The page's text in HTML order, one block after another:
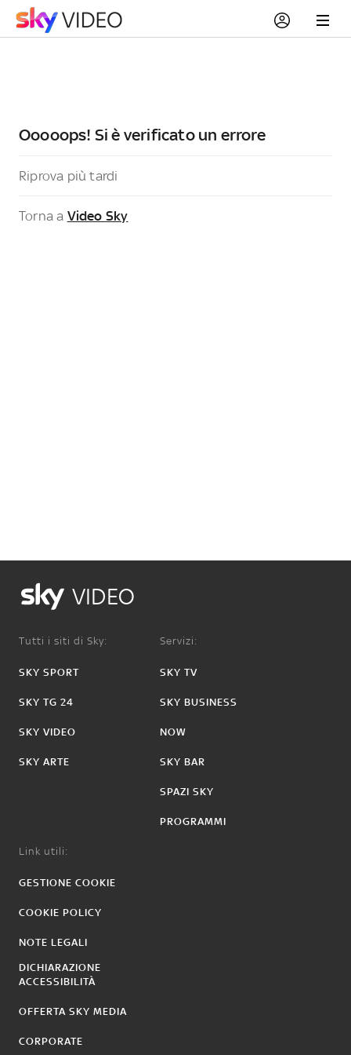
Ooooops! Si è verificato un errore
Riprova più tardi
Torna a Video Sky
VIDEO
Tutti i siti di Sky:
SKY SPORT
SKY TG 24
SKY VIDEO
SKY ARTE
Servizi:
SKY TV
SKY BUSINESS
NOW
SKY BAR
SPAZI SKY
PROGRAMMI
Link utili:
GESTIONE COOKIE
COOKIE POLICY
NOTE LEGALI
DICHIARAZIONE
ACCESSIBILITÀ
OFFERTA SKY MEDIA
CORPORATE